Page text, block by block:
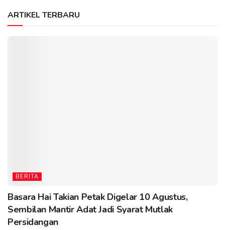
ARTIKEL TERBARU
BERITA
Basara Hai Takian Petak Digelar 10 Agustus,
Sembilan Mantir Adat Jadi Syarat Mutlak
Persidangan